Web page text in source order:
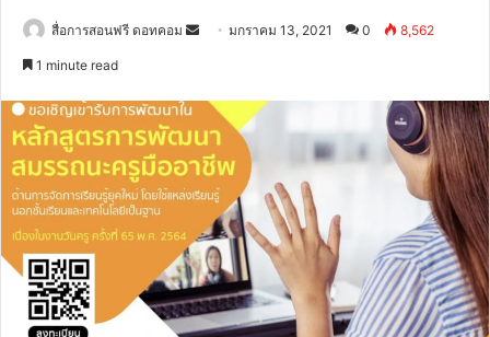
สื่อการสอนฟรี ดอทคอม
Sendมกราคม 13, 2021 0 8,562
1 minute read